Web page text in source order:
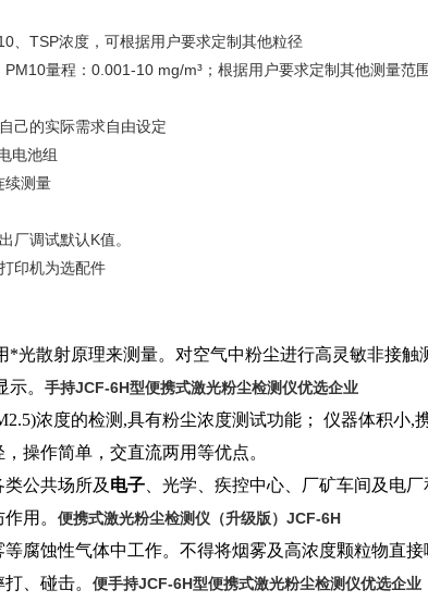
、TSP浓度，可根据用户要求定制其他粒径
量程：0.001-10 mg/m³；根据用户要求定制其他测量范围
己的实际需求自由设定
电池组
续测量
厂调试默认K值。
印机为选配件
*光散射原理来测量。 对空气中粉尘进行高灵敏非接触
。 手持JCF-6H型便携式激光粉尘检测仪优选企业
浓度的检测,具有粉尘浓度测试功能； 仪器体积小,
操作简单，交直流两用等优点。
公共场所及 电子 、光学、 疾控中心 、厂矿车间及 电厂
用。 便携式激光粉尘检测仪（升级版）JCF-6H
腐蚀性气体中工作。不得将烟雾及高浓度颗粒物直接
、碰击。 便手持JCF-6H型便携式激光粉尘检测仪优选企业